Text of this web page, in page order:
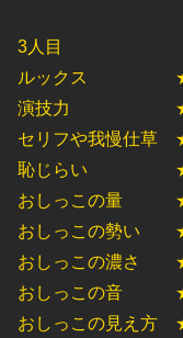
3人目
ルックス
演技力
セリフや我慢仕
恥じらい
おしっこの
おしっこの勢
おしっこの濃
おしっこの
おしっこの見え